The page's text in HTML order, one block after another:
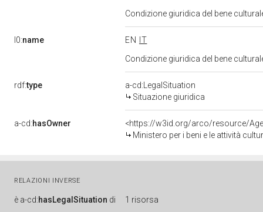
Condizione giuridica del bene
l0:name EN
IT
Condizione giuridica del bene
rdf:type
a-cd:LegalSituation
Situazione giuridica
a-cd:hasOwner
<https://w3id.org/arco/resource/
Ministero per i beni e le attività
RELAZIONI INVERSE
è a-cd:hasLegalSituation di 1 risorsa